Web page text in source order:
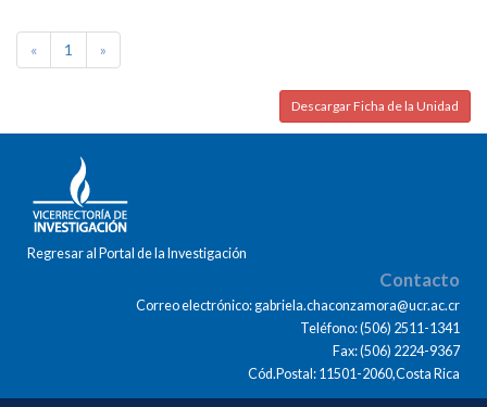
« 1 »
Descargar Ficha de la Unidad
Regresar al Portal de la Investigación
Contacto
Correo electrónico: gabriela.chaconzamora@ucr.ac.cr
Teléfono: (506) 2511-1341
Fax: (506) 2224-9367
Cód.Postal: 11501-2060,Costa Rica